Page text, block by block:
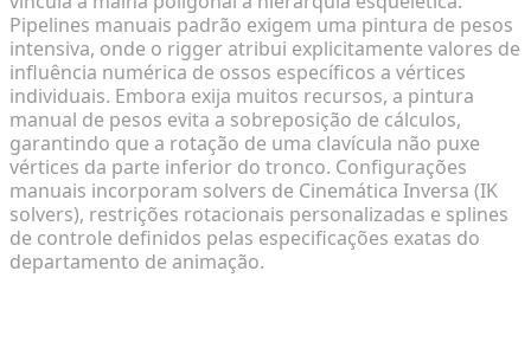
Pipelines manuais padrão exigem uma pintura de pesos
intensiva, onde o rigger atribui explicitamente valores de
influência numérica de ossos específicos a vértices
individuais. Embora exija muitos recursos, a pintura
manual de pesos evita a sobreposição de cálculos,
garantindo que a rotação de uma clavícula não puxe
vértices da parte inferior do tronco. Configurações
manuais incorporam solvers de Cinemática Inversa (IK
solvers), restrições rotacionais personalizadas e splines
de controle definidos pelas especificações exatas do
departamento de animação.